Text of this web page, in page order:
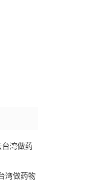
台湾做药
湾做药物